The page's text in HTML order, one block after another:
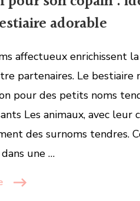
adorable
affectueux enrichissent
partenaires. Le bestiaire
pour des petits noms
Les animaux, avec
des surnoms tendres.
une …